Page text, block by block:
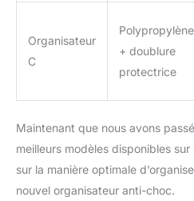
Organisateur
C
Polypropylène
+ doublure
protectrice
Maintenant que nous avons
meilleurs modèles disponibles
sur la manière optimale
nouvel organisateur anti-choc.